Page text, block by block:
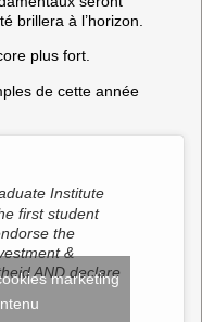
brillera à l’horizon.
plus fort.
de cette année
Institute
first student
the
&
AND declare
marketing